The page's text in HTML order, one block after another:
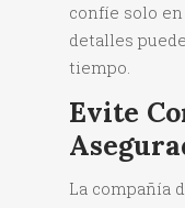
confíe solo
detalles
tiempo.
Evite
La compañía